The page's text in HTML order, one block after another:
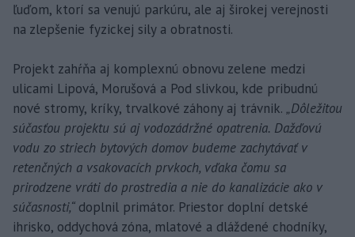
ľuďom, ktorí sa venujú parkúru, ale aj širokej verejnosti
na zlepšenie fyzickej sily a obratnosti.
Projekt zahŕňa aj komplexnú obnovu zelene medzi
ulicami Lipová, Morušová a Pod slivkou, kde pribudnú
nové stromy, kríky, trvalkové záhony aj trávnik. „Dôležitou
súčasťou projektu sú aj vodozádržné opatrenia. Dažďovú
vodu zo striech bytových domov budeme zachytávať v
retenčných a vsakovacích prvkoch, vďaka čomu sa
prirodzene vráti do prostredia a nie do kanalizácie ako v
súčasnosti,“ doplnil primátor. Priestor doplní detské
ihrisko, oddychová zóna, mlatové a dláždené chodníky,